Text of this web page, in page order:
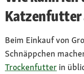
Katzenfutter
Beim Einkauf von
Schnäppchen
Trockenfutter in